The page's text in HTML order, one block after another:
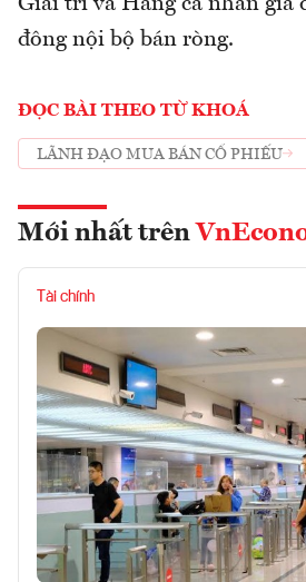
Giải trí và Hàng cá nhân gia
đông nội bộ bán ròng.
ĐỌC BÀI THEO TỪ KHOÁ
LÃNH ĐẠO MUA BÁN CỔ PHIẾU
Mới nhất trên
Tài chính